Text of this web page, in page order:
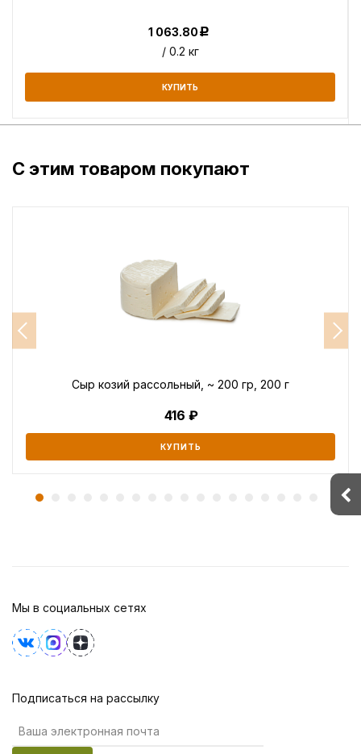
1 063.80Р
/ 0.2 кг
КУПИТЬ
С этим товаром покупают
Сыр козий рассольный, ~ 200 гр, 200 г
416
КУПИТЬ
Мы в социальных сетях
Подписаться на рассылку